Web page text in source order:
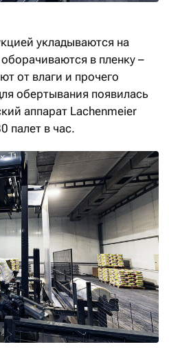
укладываются на
в пленку –
от влаги и прочего
обертывания появилась
аппарат Lachenmeier
палет в час.